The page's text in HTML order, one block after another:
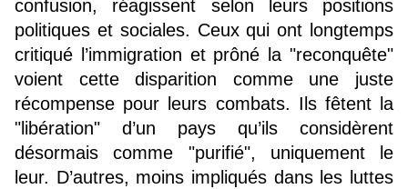
confusion, réagissent selon leurs positions
politiques et sociales. Ceux qui ont longtemps
critiqué l’immigration et prôné la "reconquête"
voient cette disparition comme une juste
récompense pour leurs combats. Ils fêtent la
"libération" d’un pays qu’ils considèrent
désormais comme "purifié", uniquement le
leur. D’autres, moins impliqués dans les luttes